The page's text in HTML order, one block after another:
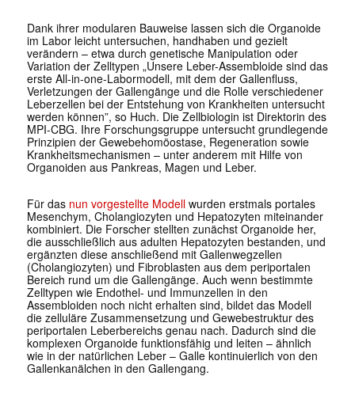
Dank ihrer modularen Bauweise lassen sich die Organoide
im Labor leicht untersuchen, handhaben und gezielt
verändern – etwa durch genetische Manipulation oder
Variation der Zelltypen „Unsere Leber-Assembloide sind das
erste All-in-one-Labormodell, mit dem der Gallenfluss,
Verletzungen der Gallengänge und die Rolle verschiedener
Leberzellen bei der Entstehung von Krankheiten untersucht
werden können”, so Huch. Die Zellbiologin ist Direktorin des
MPI-CBG. Ihre Forschungsgruppe untersucht grundlegende
Prinzipien der Gewebehomöostase, Regeneration sowie
Krankheitsmechanismen – unter anderem mit Hilfe von
Organoiden aus Pankreas, Magen und Leber.
Für das nun vorgestellte Modellwurden erstmals portales
Mesenchym, Cholangiozyten und Hepatozyten miteinander
kombiniert. Die Forscher stellten zunächst Organoide her,
die ausschließlich aus adulten Hepatozyten bestanden, und
ergänzten diese anschließend mit Gallenwegzellen
(Cholangiozyten) und Fibroblasten aus dem periportalen
Bereich rund um die Gallengänge. Auch wenn bestimmte
Zelltypen wie Endothel- und Immunzellen in den
Assembloiden noch nicht erhalten sind, bildet das Modell
die zelluläre Zusammensetzung und Gewebestruktur des
periportalen Leberbereichs genau nach. Dadurch sind die
komplexen Organoide funktionsfähig und leiten – ähnlich
wie in der natürlichen Leber – Galle kontinuierlich von den
Gallenkanälchen in den Gallengang.